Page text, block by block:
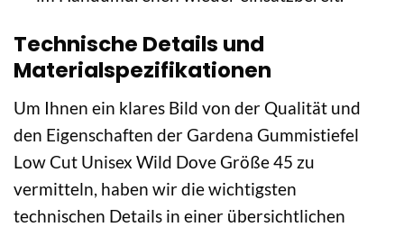
Technische Details und
Materialspezifikationen
Um Ihnen ein klares Bild von der Qualität und
den Eigenschaften der Gardena Gummistiefel
Low Cut Unisex Wild Dove Größe 45 zu
vermitteln, haben wir die wichtigsten
technischen Details in einer übersichtlichen